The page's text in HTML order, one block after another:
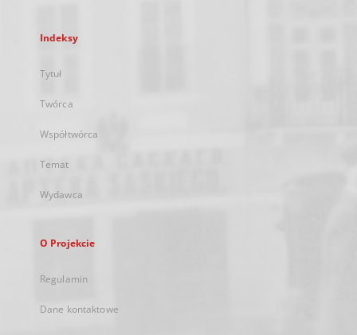
Indeksy
Tytuł
Twórca
Współtwórca
Temat
Wydawca
O Projekcie
Regulamin
Dane kontaktowe